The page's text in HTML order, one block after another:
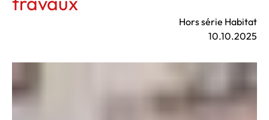
Hors série Habitat
10.10.2025